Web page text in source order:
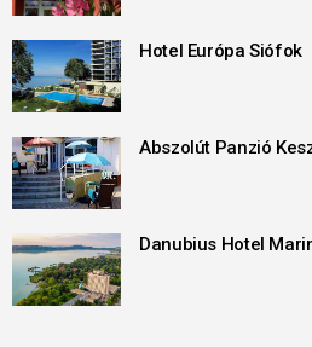
Hotel Európa Siófok
Abszolút Panzió
Danubius Hotel